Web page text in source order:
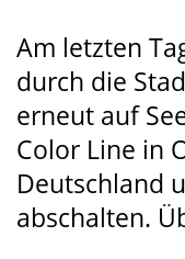
Am letzten
durch die
erneut auf
Color Line in
Deutschland
abschalten.